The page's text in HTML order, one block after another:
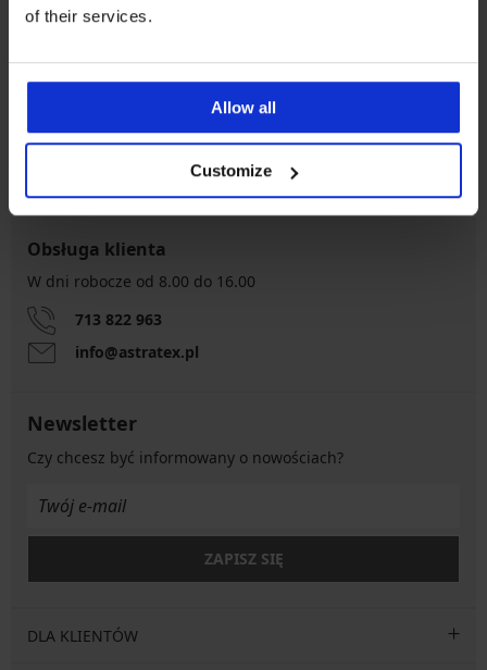
of their services.
Allow all
Customize
8% zwrotu z zakupów
Jak wybrać
Obsługa klienta
W dni robocze od 8.00 do 16.00
713 822 963
info@astratex.pl
Newsletter
Czy chcesz być informowany o nowościach?
ZAPISZ SIĘ
DLA KLIENTÓW